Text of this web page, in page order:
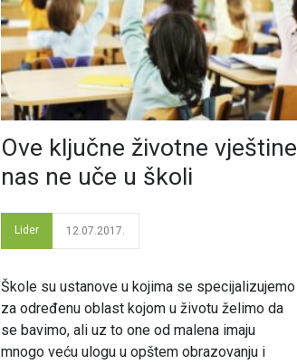
Ove ključne životne vještine
nas ne uče u školi
Lider 12.07.2017.
Škole su ustanove u kojima se specijalizujemo
za određenu oblast kojom u životu želimo da
se bavimo, ali uz to one od malena imaju
mnogo veću ulogu u opštem obrazovanju i